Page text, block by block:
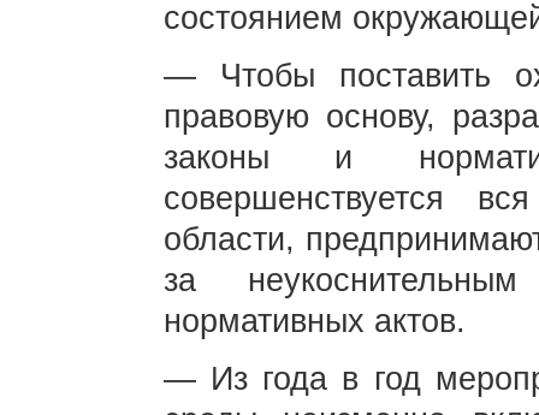
состоянием
— Чтобы поставить
правовую основу,
законы и
совершенствуется
области,
за
нормативных актов.
— Из года в год